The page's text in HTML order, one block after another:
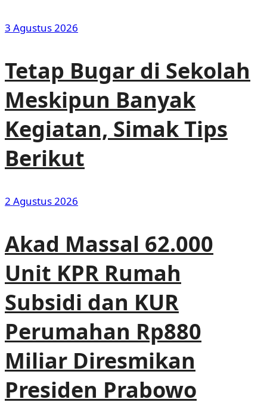
3 Agustus 2026
Tetap Bugar di Sekolah
Meskipun Banyak
Kegiatan, Simak Tips
Berikut
2 Agustus 2026
Akad Massal 62.000
Unit KPR Rumah
Subsidi dan KUR
Perumahan Rp880
Miliar Diresmikan
Presiden Prabowo